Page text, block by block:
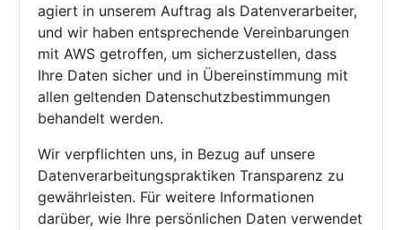
agiert in unserem Auftrag als Datenverarbeiter,
und wir haben entsprechende Vereinbarungen
mit AWS getroffen, um sicherzustellen, dass
Ihre Daten sicher und in Übereinstimmung mit
allen geltenden Datenschutzbestimmungen
behandelt werden.
Wir verpflichten uns, in Bezug auf unsere
Datenverarbeitungspraktiken Transparenz zu
gewährleisten. Für weitere Informationen
darüber, wie Ihre persönlichen Daten verwendet